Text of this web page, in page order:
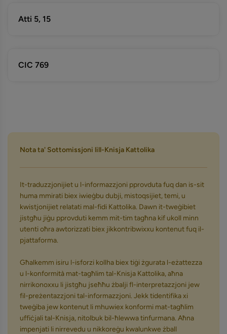
Atti 5, 15
CIC 769
Nota ta' Sottomissjoni lill-Knisja Kattolika
It-traduzzjonijiet u l-informazzjoni pprovduta fuq dan is-sit
huma mmirati biex iwieġbu dubji, mistoqsijiet, temi, u
kwistjonijiet relatati mal-fidi Kattolika. Dawn it-tweġibiet
jistgħu jiġu pprovduti kemm mit-tim tagħna kif ukoll minn
utenti oħra awtorizzati biex jikkontribwixxu kontenut fuq il-
pjattaforma.
Għalkemm isiru l-isforzi kollha biex tiġi żgurata l-eżattezza
u l-konformità mat-tagħlim tal-Knisja Kattolika, aħna
nirrikonoxxu li jistgħu jseħħu żbalji fl-interpretazzjoni jew
fil-preżentazzjoni tal-informazzjoni. Jekk tidentifika xi
tweġiba jew kontenut li mhuwiex konformi mat-tagħlim
uffiċjali tal-Knisja, nitolbuk bil-ħlewwa tinfurmana. Aħna
impenjati li nirrevedu u nikkoreġu kwalunkwe żball